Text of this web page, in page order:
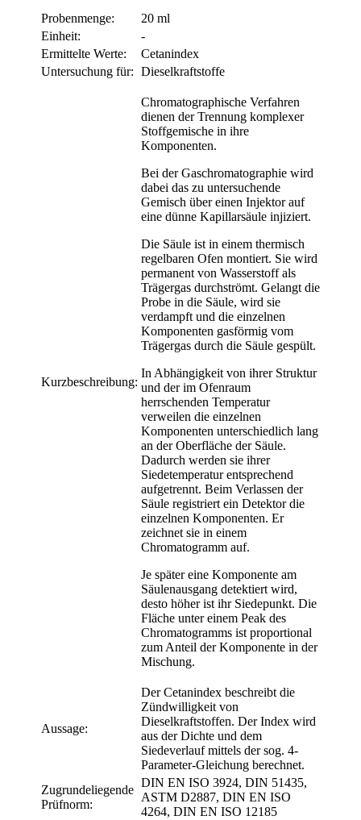
Probenmenge:
20 ml
Einheit:
-
Ermittelte Werte:
Cetanindex
Untersuchung für: Dieselkraftstoffe
Kurzbeschreibung:
Chromatographische Verfahren
dienen der Trennung komplexer
Stoffgemische in ihre
Komponenten.
Bei der Gaschromatographie wird
dabei das zu untersuchende
Gemisch über einen Injektor auf
eine dünne Kapillarsäule injiziert.
Die Säule ist in einem thermisch
regelbaren Ofen montiert. Sie wird
permanent von Wasserstoff als
Trägergas durchströmt. Gelangt die
Probe in die Säule, wird sie
verdampft und die einzelnen
Komponenten gasförmig vom
Trägergas durch die Säule gespült.
In Abhängigkeit von ihrer Struktur
und der im Ofenraum
herrschenden Temperatur
verweilen die einzelnen
Komponenten unterschiedlich lang
an der Oberfläche der Säule.
Dadurch werden sie ihrer
Siedetemperatur entsprechend
aufgetrennt. Beim Verlassen der
Säule registriert ein Detektor die
einzelnen Komponenten. Er
zeichnet sie in einem
Chromatogramm auf.
Je später eine Komponente am
Säulenausgang detektiert wird,
desto höher ist ihr Siedepunkt. Die
Fläche unter einem Peak des
Chromatogramms ist proportional
zum Anteil der Komponente in der
Mischung.
Aussage:
Der Cetanindex beschreibt die
Zündwilligkeit von
Dieselkraftstoffen. Der Index wird
aus der Dichte und dem
Siedeverlauf mittels der sog. 4-
Parameter-Gleichung berechnet.
Zugrundeliegende
Prüfnorm:
DIN EN ISO 3924, DIN 51435,
ASTM D2887, DIN EN ISO
4264, DIN EN ISO 12185